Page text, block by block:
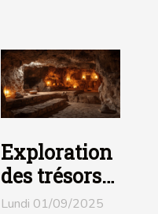
Exploration
des trésors
cachés de
Lundi 01/09/2025